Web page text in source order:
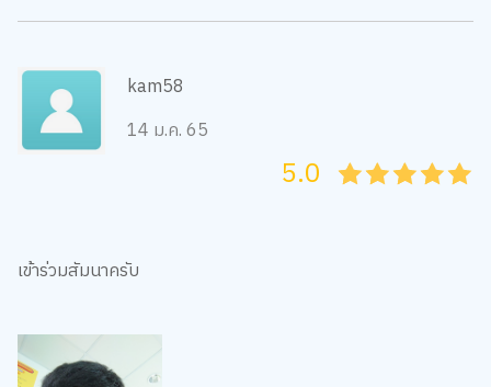
kam58
14 ม.ค. 65
45
4
35
3
25
2
15
1
05
5.0
เข้าร่วมสัมนาครับ